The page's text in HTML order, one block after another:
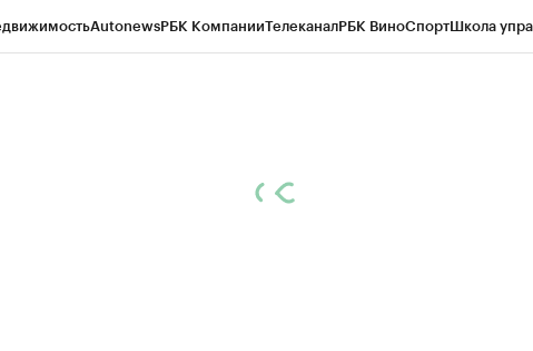
AutonewsРБК КомпанииТелеканалРБК ВиноСпортШкола